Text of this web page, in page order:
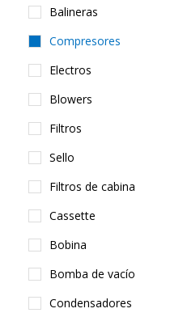
Balineras
Compresores
Electros
Blowers
Filtros
Sello
Filtros de cabina
Cassette
Bobina
Bomba de vacío
Condensadores